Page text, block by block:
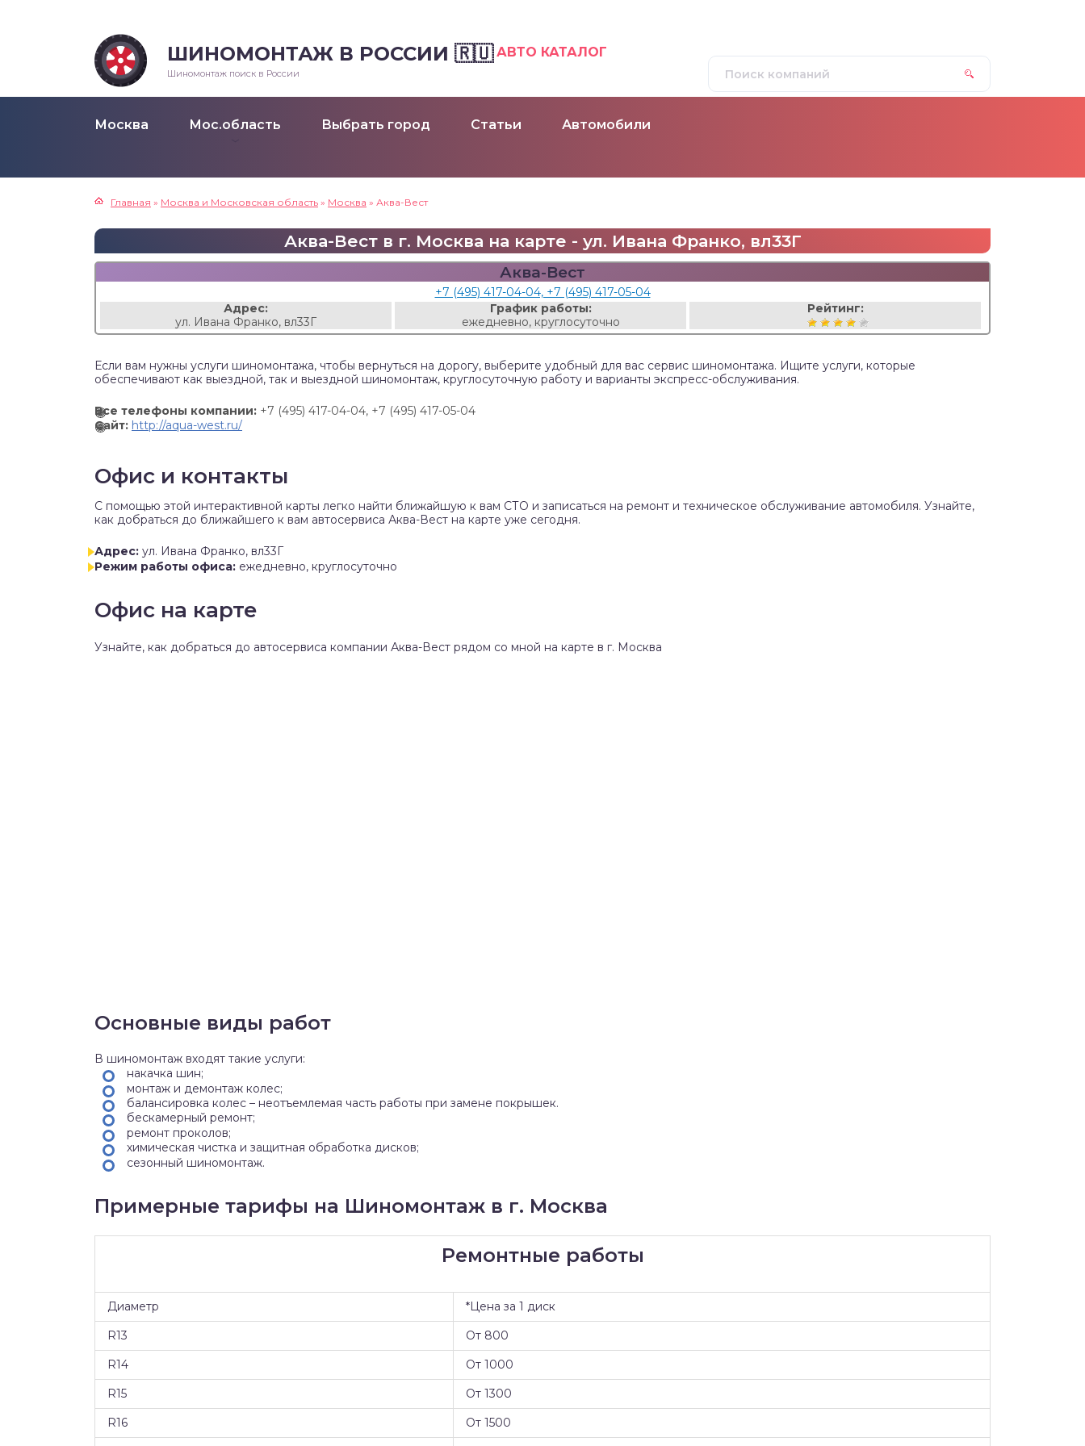
ШИНОМОНТАЖ В РОССИИ 🇷🇺 АВТО КАТАЛОГ
Шиномонтаж поиск в России
Москва Мос.область Выбрать город Статьи Автомобили
Главная » Москва и Московская область » Москва » Аква-Вест
Аква-Вест в г. Москва на карте - ул. Ивана Франко, вл33Г
Аква-Вест
+7 (495) 417-04-04, +7 (495) 417-05-04
Адрес:
ул. Ивана Франко, вл33Г
График работы:
ежедневно, круглосуточно
Рейтинг:
Если вам нужны услуги шиномонтажа, чтобы вернуться на дорогу, выберите удобный для вас сервис шиномонтажа. Ищите услуги, которые
обеспечивают как выездной, так и выездной шиномонтаж, круглосуточную работу и варианты экспресс-обслуживания.
Все телефоны компании: +7 (495) 417-04-04, +7 (495) 417-05-04
Сайт: http://aqua-west.ru/
Офис и контакты
C помощью этой интерактивной карты легко найти ближайшую к вам СТО и записаться на ремонт и техническое обслуживание автомобиля. Узнайте,
как добраться до ближайшего к вам автосервиса Аква-Вест на карте уже сегодня.
Адрес: ул. Ивана Франко, вл33Г
Режим работы офиса: ежедневно, круглосуточно
Офис на карте
Узнайте, как добраться до автосервиса компании Аква-Вест рядом со мной на карте в г. Москва
Основные виды работ
В шиномонтаж входят такие услуги:
накачка шин;
монтаж и демонтаж колес;
балансировка колес – неотъемлемая часть работы при замене покрышек.
бескамерный ремонт;
ремонт проколов;
химическая чистка и защитная обработка дисков;
сезонный шиномонтаж.
Примерные тарифы на Шиномонтаж в г. Москва
Ремонтные работы
Диаметр
*Цена за 1 диск
R13
От 800
R14
От 1000
R15
От 1300
R16
От 1500